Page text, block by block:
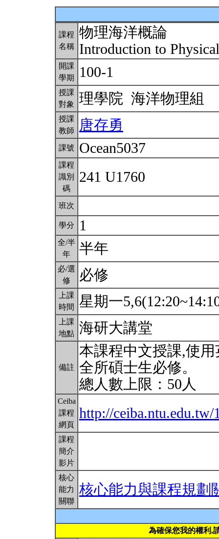
課程
名稱
物理海洋概論
Introduction to
開課
學期
100-1
授課
對象
理學院 海洋物理組
授課
教師
唐存勇
課號 Ocean5037
課程
識別
碼
241 U1760
班次
學分 1
全/半
年
半年
必/選
修
必修
上課
時間
星期一
上課
地點 海研大講堂
備註
本課程中文授課,使
全所碩士生必修。
總人數上限：50人
Ceiba
課程
網頁
http://ceiba.ntu.edu.tw/
課程
簡介
影片
核心
能力
關聯
核心能力與課程規劃
為確保您我的權利,